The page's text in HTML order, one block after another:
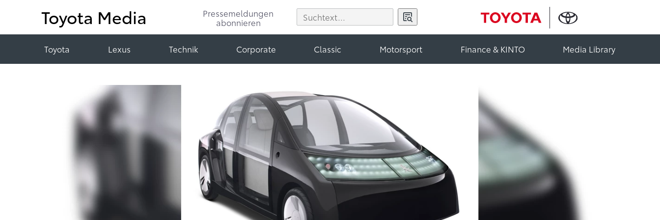
Toyota Media
Pressemeldungen
abonnieren
Toyota Lexus Technik Corporate Classic Motorsport Finance & KINTO Media Library